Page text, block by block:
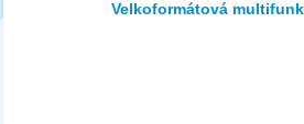
Velkoformátová